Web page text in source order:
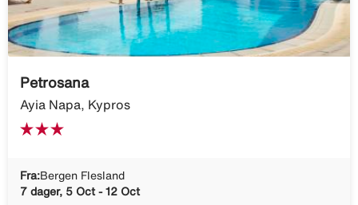
Petrosana
Ayia Napa, Kypros
Fra:Bergen Flesland
7 dager, 5 Oct - 12 Oct